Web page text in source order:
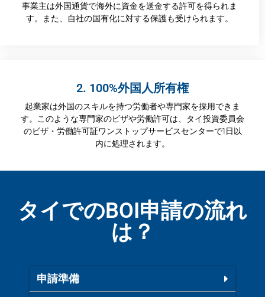
事業主は外国通貨で海外に資金を送金する許可を得られま
す。また、自社の国有化に対する保護も受けられます。
2. 100%外国人所有権
起業家は外国のスキルを持つ労働者や専門家を採用できま
す。このような専門家のビザや労働許可は、タイ投資委員会
のビザ・労働許可証ワンストップサービスセンターで1日以
内に処理されます。
タイでのBOI申請の流れ
は？​
申請準備